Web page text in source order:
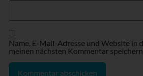
Name, E-Mail-Adresse und Website in
meinen nächsten Kommentar